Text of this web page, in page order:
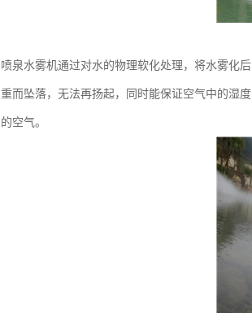
喷泉水雾机通过对水的物理软化处理，将水雾化
重而坠落，无法再扬起，同时能保证空气中的湿
的空气。